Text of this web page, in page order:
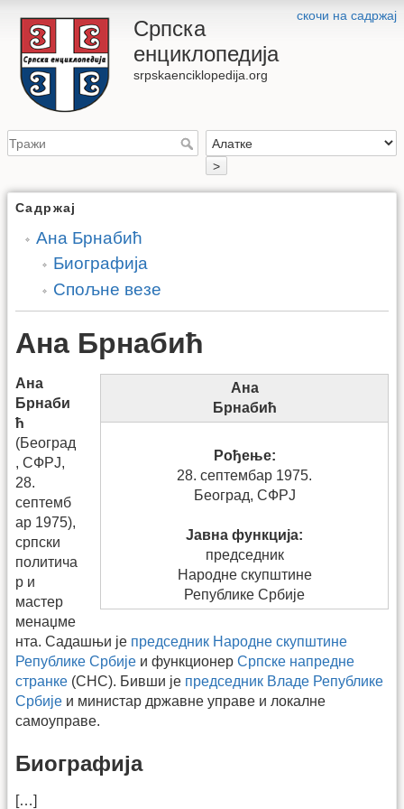
скочи на садржај
Српска
енциклопедија
srpskaenciklopedija.org
>
Садржај
Ана Брнабић
Биографија
Спољне везе
Ана Брнабић
Ана
Брнабић
Рођење:
28. септембар 1975.
Београд, СФРЈ
Јавна функција:
председник
Народне скупштине
Републике Србије
Ана
Брнаби
ћ
(Београд
, СФРЈ,
28.
септемб
ар 1975),
српски
политича
р и
мастер
менаџме
нта. Садашњи је председник Народне скупштине
Републике Србије и функционер Српске напредне
странке (СНС). Бивши је председник Владе Републике
Србије и министар државне управе и локалне
самоуправе.
Биографија
[…]